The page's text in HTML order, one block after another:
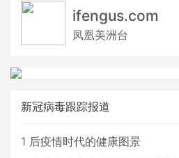
ifengus.com
凤凰美洲台
新冠病毒跟踪报道
1 后疫情时代的健康图景